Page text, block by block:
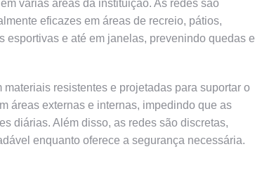
várias áreas da instituição. As redes são
eficazes em áreas de recreio, pátios,
esportivas e até em janelas, prevenindo quedas e
resistentes e projetadas para suportar o
áreas externas e internas, impedindo que as
diárias. Além disso, as redes são discretas,
enquanto oferece a segurança necessária.